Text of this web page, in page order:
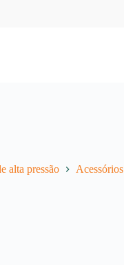
alta pressão Acessórios